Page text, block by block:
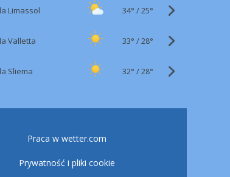
Limassol 34° /25°
Valletta 33° /28°
Sliema 32° /28°
Praca w wetter.com
Prywatność i pliki cookie